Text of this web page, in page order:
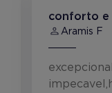
conforto e
Aramis F